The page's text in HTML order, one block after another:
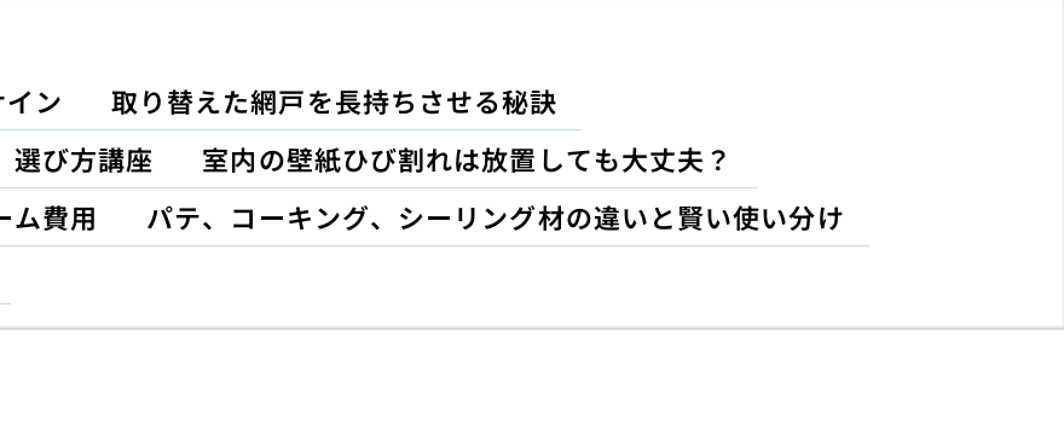
ン
取り替えた網戸を長持ちさせる秘訣
選び方講座
室内の壁紙ひび割れは放置しても大丈夫？
ム費用
パテ、コーキング、シーリング材の違いと賢い使い分け